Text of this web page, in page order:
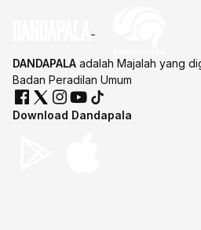
DANDAPALA adalah Majalah yang
Badan Peradilan Umum
Download Dandapala